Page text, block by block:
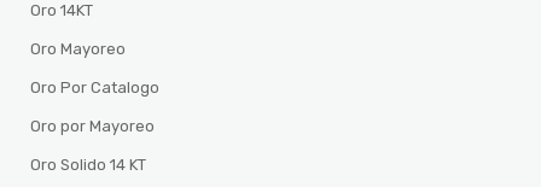
Oro 14KT
Oro Mayoreo
Oro Por Catalogo
Oro por Mayoreo
Oro Solido 14 KT